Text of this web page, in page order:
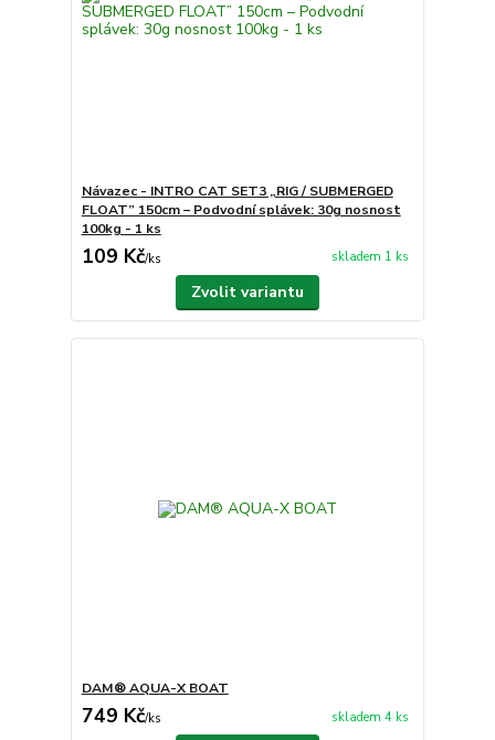
Návazec - INTRO CAT SET3 „RIG / SUBMERGED
FLOAT” 150cm – Podvodní splávek: 30g nosnost
100kg - 1 ks
109 Kč/ks skladem 1 ks
Zvolit variantu
DAM® AQUA-X BOAT
749 Kč/ks skladem 4 ks